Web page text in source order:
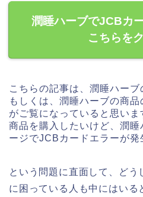
潤睡ハーブでJCBカ
こちらを
こちらの記事は、潤睡ハーブ
もしくは、潤睡ハーブの商
がご覧になっていると思い
商品を購入したいけど、潤
ージでJCBカードエラーが発
という問題に直面して、どう
に困っている人も中にはいる